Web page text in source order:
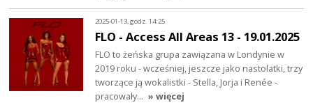
2025-01-13, godz. 14:25
FLO - Access All Areas 13 - 19.01.2025
FLO to żeńska grupa zawiązana w Londynie w
2019 roku - wcześniej, jeszcze jako nastolatki, trzy
tworzące ją wokalistki - Stella, Jorja i Renée -
pracowały… » więcej